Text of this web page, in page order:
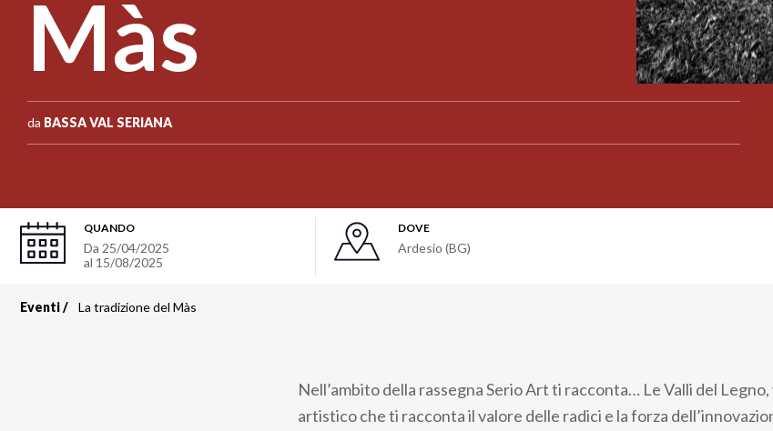
Màs
da BASSA VAL SERIANA
QUANDO
Da 25/04/2025
al 15/08/2025
DOVE
Ardesio (BG)
Eventi La tradizione del Màs
Nell’ambito della rassegna Serio Art ti racconta… Le Valli del
artistico che ti racconta il valore delle radici e la forza